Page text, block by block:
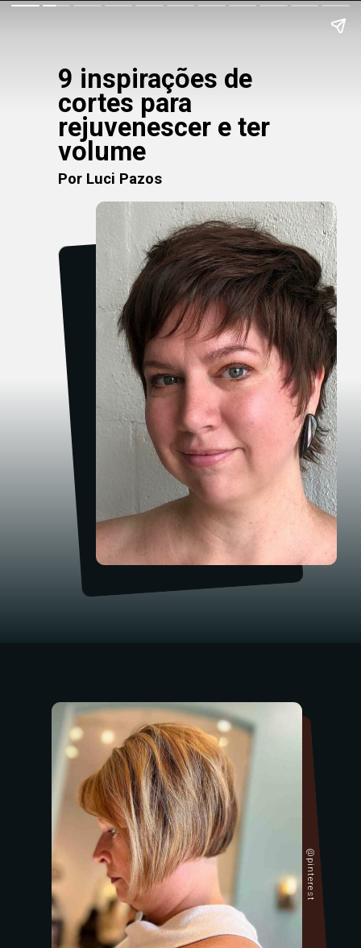
9 inspirações de
cortes para
rejuvenescer e ter
volume
Por Luci Pazos
@pinterest